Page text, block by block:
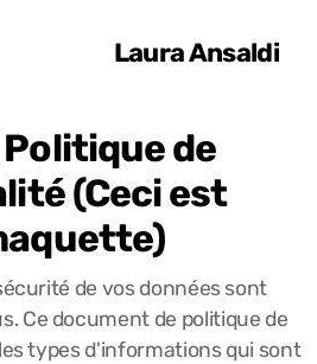
Laura Ansaldi
Politique de
(Ceci est
de vos données sont
Ce document de politique de
types d'informations qui sont